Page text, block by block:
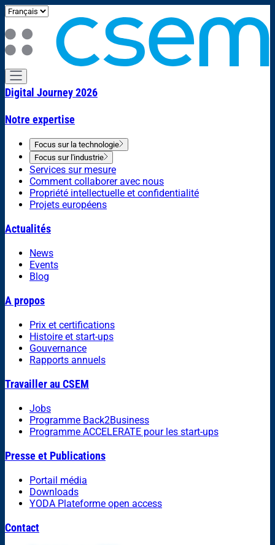
Digital Journey 2026
Notre expertise
Focus sur la technologie
Focus sur l'industrie
Services sur mesure
Comment collaborer avec nous
Propriété intellectuelle et confidentialité
Projets européens
Actualités
News
Events
Blog
A propos
Prix et certifications
Histoire et start-ups
Gouvernance
Rapports annuels
Travailler au CSEM
Jobs
Programme Back2Business
Programme ACCELERATE pour les start-ups
Presse et Publications
Portail média
Downloads
YODA Plateforme open access
Contact